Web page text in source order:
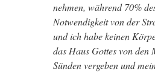
nehmen, während 70%
Notwendigkeit von der
und ich habe keinen
das Haus Gottes von
Sünden vergeben und